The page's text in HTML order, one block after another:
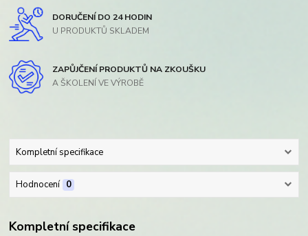
DORUČENÍ DO 24 HODIN
U PRODUKTŮ SKLADEM
ZAPŮJČENÍ PRODUKTŮ NA ZKOUŠKU
A ŠKOLENÍ VE VÝROBĚ
Kompletní specifikace
Hodnocení 0
Kompletní specifikace